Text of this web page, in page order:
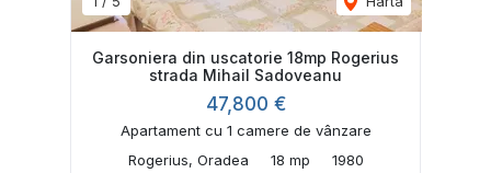
Garsoniera din uscatorie 18mp Rogerius
strada Mihail Sadoveanu
47,800 €
Apartament cu 1 camere de vânzare
Rogerius, Oradea
18 mp 1980